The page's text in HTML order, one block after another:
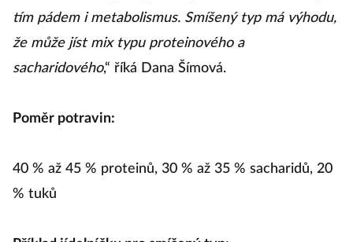
tím pádem i metabolismus. Smíšený typ má výhodu,
že může jíst mix typu proteinového a
sacharidového,“ říká Dana Šímová.
Poměr potravin:
40 % až 45 % proteinů, 30 % až 35 % sacharidů, 20
% tuků